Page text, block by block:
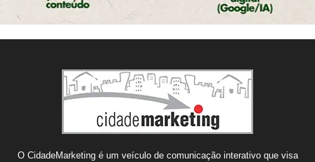
O CidadeMarketing é um veículo de comunicação interativo que visa